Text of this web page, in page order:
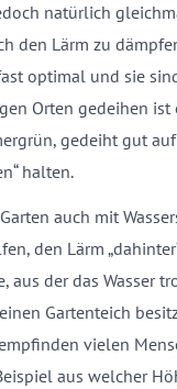
natürlich
den Lärm zu
optimal und sie
Orten gedeihen
gedeiht gut
halten.
auch mit
den Lärm
aus der das Wasser
Gartenteich
vielen
aus welcher